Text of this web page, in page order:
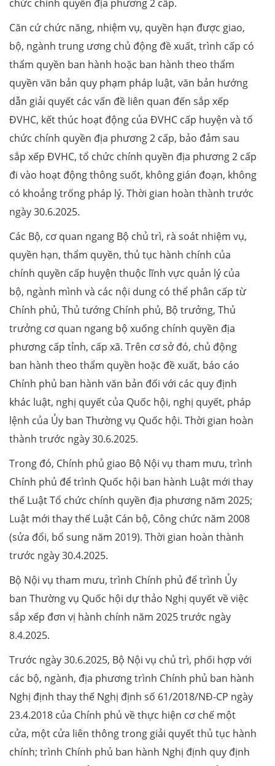
chức chính quyền địa phương 2 cấp.
Căn cứ chức năng, nhiệm vụ, quyền hạn được giao,
bộ, ngành trung ương chủ động đề xuất, trình cấp có
thẩm quyền ban hành hoặc ban hành theo thẩm
quyền văn bản quy phạm pháp luật, văn bản hướng
dẫn giải quyết các vấn đề liên quan đến sắp xếp
ĐVHC, kết thúc hoạt động của ĐVHC cấp huyện và tổ
chức chính quyền địa phương 2 cấp, bảo đảm sau
sắp xếp ĐVHC, tổ chức chính quyền địa phương 2 cấp
đi vào hoạt động thông suốt, không gián đoạn, không
có khoảng trống pháp lý. Thời gian hoàn thành trước
ngày 30.6.2025.
Các Bộ, cơ quan ngang Bộ chủ trì, rà soát nhiệm vụ,
quyền hạn, thẩm quyền, thủ tục hành chính của
chính quyền cấp huyện thuộc lĩnh vực quản lý của
bộ, ngành mình và các nội dung có thể phân cấp từ
Chính phủ, Thủ tướng Chính phủ, Bộ trưởng, Thủ
trưởng cơ quan ngang bộ xuống chính quyền địa
phương cấp tỉnh, cấp xã. Trên cơ sở đó, chủ động
ban hành theo thẩm quyền hoặc đề xuất, báo cáo
Chính phủ ban hành văn bản đối với các quy định
khác luật, nghị quyết của Quốc hội, nghị quyết, pháp
lệnh của Ủy ban Thường vụ Quốc hội. Thời gian hoàn
thành trước ngày 30.6.2025.
Trong đó, Chính phủ giao Bộ Nội vụ tham mưu, trình
Chính phủ để trình Quốc hội ban hành Luật mới thay
thế Luật Tổ chức chính quyền địa phương năm 2025;
Luật mới thay thế Luật Cán bộ, Công chức năm 2008
(sửa đổi, bổ sung năm 2019). Thời gian hoàn thành
trước ngày 30.4.2025.
Bộ Nội vụ tham mưu, trình Chính phủ để trình Ủy
ban Thường vụ Quốc hội dự thảo Nghị quyết về việc
sắp xếp đơn vị hành chính năm 2025 trước ngày
8.4.2025.
Trước ngày 30.6.2025, Bộ Nội vụ chủ trì, phối hợp với
các bộ, ngành, địa phương trình Chính phủ ban hành
Nghị định thay thế Nghị định số 61/2018/NĐ-CP ngày
23.4.2018 của Chính phủ về thực hiện cơ chế một
cửa, một cửa liên thông trong giải quyết thủ tục hành
chính; trình Chính phủ ban hành Nghị định quy định